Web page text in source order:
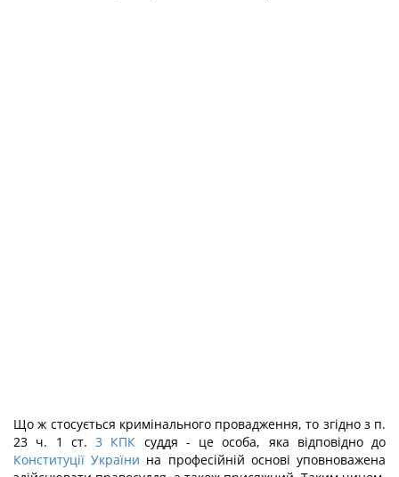
Що ж стосується кримінального провадження, то згідно з п.
23 ч. 1 ст. 3 КПК суддя - це особа, яка відповідно до
Конституції України на професійній основі упо­вноважена